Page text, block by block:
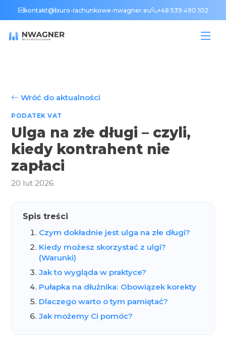
kontakt@biuro-rachunkowe-nwagner.eu +48 539 490 102
Wróć do aktualności
PODATEK VAT
Ulga na złe długi – czyli,
kiedy kontrahent nie
zapłaci
20 lut 2026
Spis treści
Czym dokładnie jest ulga na złe długi?
Kiedy możesz skorzystać z ulgi?
(Warunki)
Jak to wygląda w praktyce?
Pułapka na dłużnika: Obowiązek korekty
Dlaczego warto o tym pamiętać?
Jak możemy Ci pomóc?